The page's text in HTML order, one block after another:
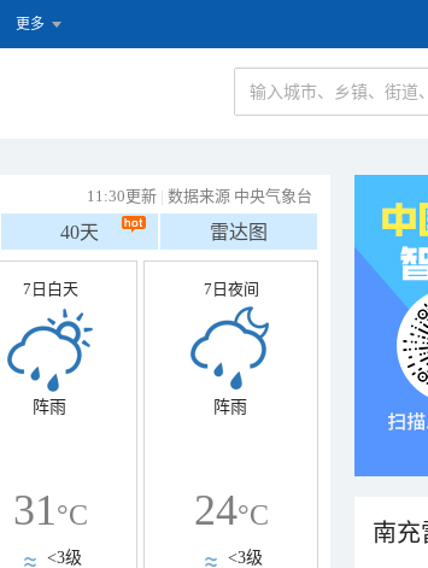
更多
11:30更新 | 数据来源 中央气象台
40天 雷达图
7日白天
阵雨
31°C
<3级
7日夜间
阵雨
24°C
<3级
南充